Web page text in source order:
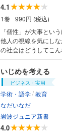
4.1
1巻
990円 (税込)
「個性」が大事とい
他人の視線を気にし
の社会はどうしてこ
びと生きていきたい
バイス。「空気」を
いじめを考える
ビジネス・実用
学術・語学/教育
なだいなだ
岩波ジュニア新書
4.0